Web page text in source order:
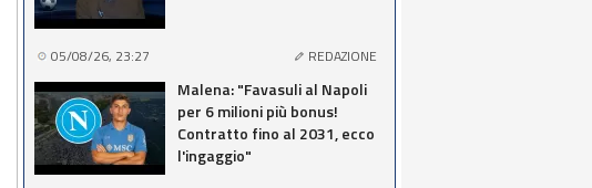
05/08/26, 23:27 REDAZIONE
Malena: "Favasuli al Napoli
per 6 milioni più bonus!
Contratto fino al 2031, ecco
l'ingaggio"